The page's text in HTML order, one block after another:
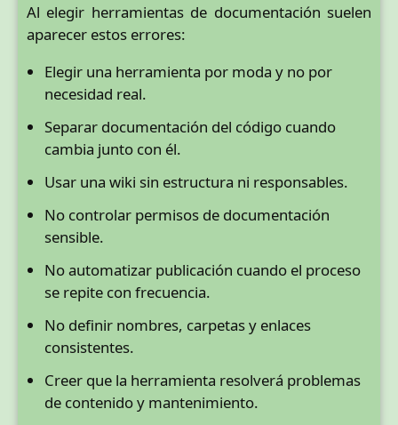
Al elegir herramientas de documentación suelen
aparecer estos errores:
Elegir una herramienta por moda y no por
necesidad real.
Separar documentación del código cuando
cambia junto con él.
Usar una wiki sin estructura ni responsables.
No controlar permisos de documentación
sensible.
No automatizar publicación cuando el proceso
se repite con frecuencia.
No definir nombres, carpetas y enlaces
consistentes.
Creer que la herramienta resolverá problemas
de contenido y mantenimiento.